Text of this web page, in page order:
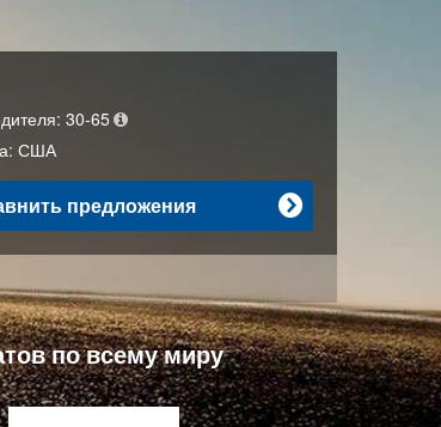
30-65
США

предложения
по всему миру